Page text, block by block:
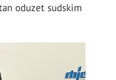
oduzet sudskim